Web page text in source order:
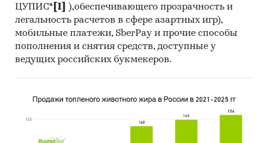
ЦУПИС* [1]
),обеспечивающего прозрачность и
легальность расчетов в сфере азартных игр),
мобильные платежи, SberPay и прочие способы
пополнения и снятия средств, доступные у
ведущих российских букмекеров.